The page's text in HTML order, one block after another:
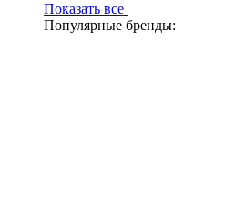
Показать все
Популярные бренды: